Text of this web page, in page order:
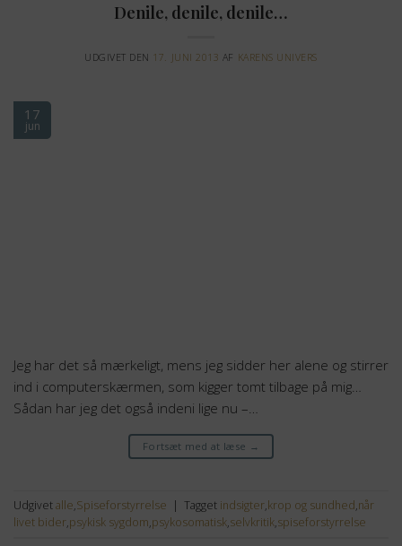
Denile, denile, denile…
UDGIVET DEN 17. JUNI 2013 AF KARENS UNIVERS
17
jun
Jeg har det så mærkeligt, mens jeg sidder her alene og stirrer
ind i computerskærmen, som kigger tomt tilbage på mig…
Sådan har jeg det også indeni lige nu –…
Fortsæt med at læse →
Udgivetalle,Spiseforstyrrelse | Tagget indsigter,krop og sundhed,når
livet bider,psykisk sygdom,psykosomatisk,selvkritik,spiseforstyrrelse